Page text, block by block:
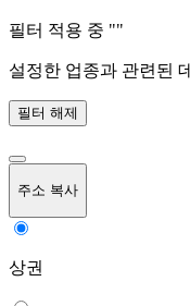
필터 적용 중 ""
설정한 업종과 관련된
필터 해제
주소 복사
상권